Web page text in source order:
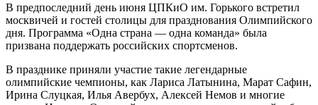
В предпоследний день июня ЦПКиО им. Горького встретил
москвичей и гостей столицы для празднования Олимпийского
дня. Программа «Одна страна — одна команда» была
призвана поддержать российских спортсменов.
В празднике приняли участие такие легендарные
олимпийские чемпионы, как Лариса Латынина, Марат Сафин,
Ирина Слуцкая, Илья Авербух, Алексей Немов и многие